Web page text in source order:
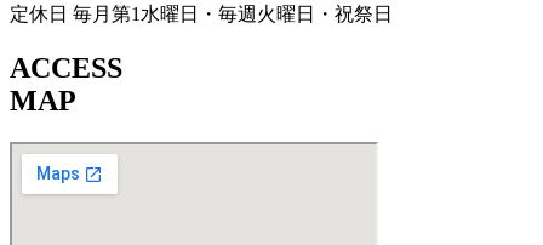
定休日 毎月第1水曜日・毎週火曜日・祝祭日
ACCESS
MAP